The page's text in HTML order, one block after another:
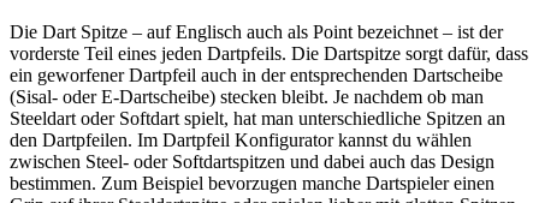
Die Dart Spitze – auf Englisch auch als Point bezeichnet – ist der
vorderste Teil eines jeden Dartpfeils. Die Dartspitze sorgt dafür, dass
ein geworfener Dartpfeil auch in der entsprechenden Dartscheibe
(Sisal- oder E-Dartscheibe) stecken bleibt. Je nachdem ob man
Steeldart oder Softdart spielt, hat man unterschiedliche Spitzen an
den Dartpfeilen. Im Dartpfeil Konfigurator kannst du wählen
zwischen Steel- oder Softdartspitzen und dabei auch das Design
bestimmen. Zum Beispiel bevorzugen manche Dartspieler einen